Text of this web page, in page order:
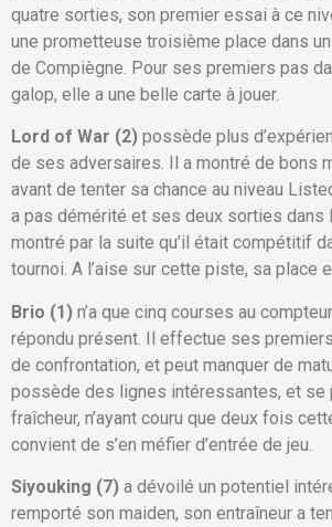
quatre sorties, son premier essai à ce
une prometteuse troisième place dans
de Compiègne. Pour ses premiers pas
galop, elle a une belle carte à jouer.
Lord of War (2) possède plus
de ses adversaires. Il a montré de bons
avant de tenter sa chance au niveau
a pas démérité et ses deux sorties dans
montré par la suite qu’il était compétitif
tournoi. A l’aise sur cette piste, sa place
Brio (1) n’a que cinq courses au
répondu présent. Il effectue ses
de confrontation, et peut manquer de
possède des lignes intéressantes, et se
fraîcheur, n’ayant couru que deux fois
convient de s’en méfier d’entrée de jeu.
Siyouking (7) a dévoilé un potentiel
remporté son maiden, son entraîneur a